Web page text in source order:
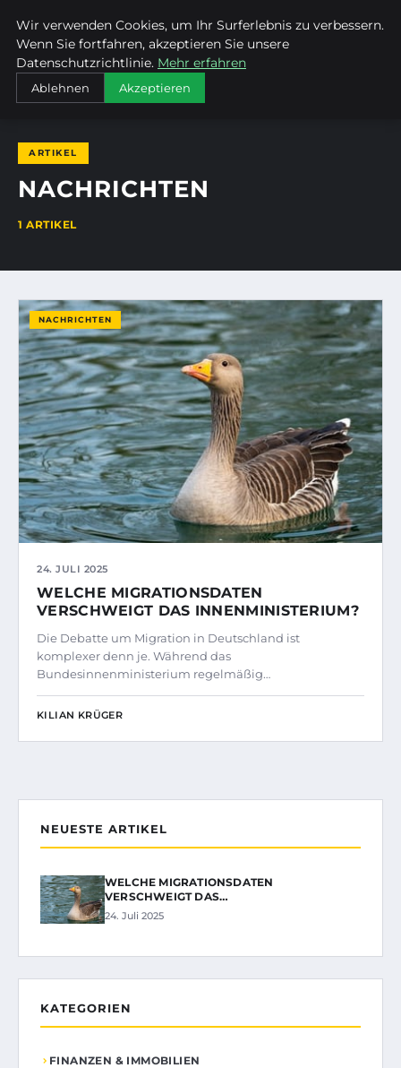
MTUCLUB
STARTSEITE NACHRICHTEN
ARTIKEL
NACHRICHTEN
1 ARTIKEL
NACHRICHTEN
24. JULI 2025
WELCHE MIGRATIONSDATEN
VERSCHWEIGT DAS INNENMINISTERIUM?
Die Debatte um Migration in Deutschland ist
komplexer denn je. Während das
Bundesinnenministerium regelmäßig…
KILIAN KRÜGER
NEUESTE ARTIKEL
WELCHE MIGRATIONSDATEN
VERSCHWEIGT DAS…
24. Juli 2025
KATEGORIEN
FINANZEN & IMMOBILIEN
Wir verwenden Cookies, um Ihr Surferlebnis zu verbessern.
Wenn Sie fortfahren, akzeptieren Sie unsere
Datenschutzrichtlinie. Mehr erfahren
Ablehnen Akzeptieren